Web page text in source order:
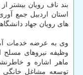
استان اردبیل جمع
های رویان جهاد
وظیفه نیروهای مسلح
ماهر اشاره و
توسعه مشاغل خانگی